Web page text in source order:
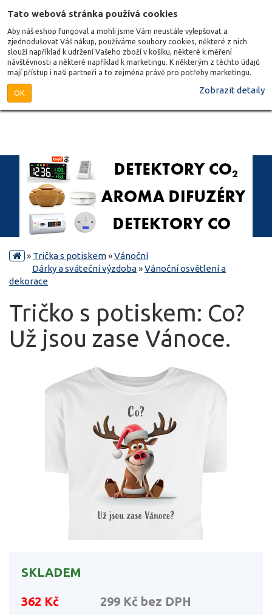
Tato webová stránka používá cookies
Aby náš eshop fungoval a mohli jsme Vám neustále vylepšovat a
zjednodušovat Váš nákup, používáme soubory cookies, některé z nich
slouží například k udržení Vašeho zboží v košíku, některé k měření
návštěvnosti a některé například k marketingu. K některým z těchto údajů
mají přístup i naši partneři a to zejména právě pro potřeby marketingu.
OK Zobrazit detaily
» Trička s potiskem»Vánoční
Dárky a sváteční výzdoba»Vánoční osvětlení a
dekorace
Tričko s potiskem: Co?
Už jsou zase Vánoce.
SKLADEM
362 Kč 299 Kč bez DPH